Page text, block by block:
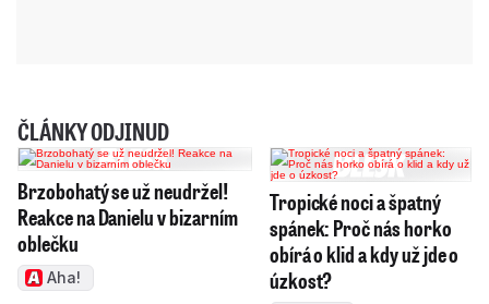
ČLÁNKY ODJINUD
Brzobohatý se už neudržel!
Reakce na Danielu v bizarním
oblečku
Aha!
Tropické noci a špatný
spánek: Proč nás horko
obírá o klid a kdy už jde o
úzkost?